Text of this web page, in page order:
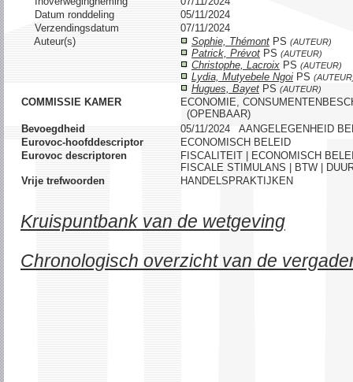
Datum ronddeling
05/11/2024
Verzendingsdatum
07/11/2024
Auteur(s)
Sophie, Thémont PS (AUTEUR)
Patrick, Prévot PS (AUTEUR)
Christophe, Lacroix PS (AUTEUR)
Lydia, Mutyebele Ngoi PS
Hugues, Bayet PS (AUTEUR)
COMMISSIE KAMER
ECONOMIE,
(OPENBAAR)
Bevoegdheid
05/11/2024 AANGELEGENHEID
Eurovoc-hoofddescriptor
ECONOMISCH BELEID
Eurovoc descriptoren
FISCALITEIT | ECONOMISCH
FISCALE STIMULANS | BTW |
Vrije trefwoorden
HANDELSPRAKTIJKEN
Kruispuntbank van de wetgeving
Chronologisch overzicht van de